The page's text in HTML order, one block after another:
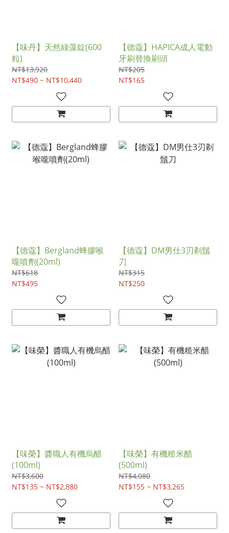
【味丹】天然綠藻錠(600
粒)
NT$13,920
NT$490 ~ NT$10,440
【德蔻】HAPICA成人電動
牙刷替換刷頭
NT$205
NT$165
【德蔻】Bergland蜂膠喉
嚨噴劑(20ml)
NT$618
NT$495
【德蔻】DM男仕3刃剃鬚
刀
NT$315
NT$250
【味榮】醬職人有機烏醋
(100ml)
NT$3,600
NT$135 ~ NT$2,880
【味榮】有機糙米醋
(500ml)
NT$4,080
NT$155 ~ NT$3,265